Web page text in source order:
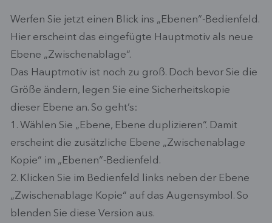
Werfen Sie jetzt einen Blick ins „Ebenen“-Bedienfeld.
Hier erscheint das eingefügte Hauptmotiv als neue
Ebene „Zwischenablage“.
Das Hauptmotiv ist noch zu groß. Doch bevor Sie die
Größe ändern, legen Sie eine Sicherheitskopie
dieser Ebene an. So geht’s:
1. Wählen Sie „Ebene, Ebene duplizieren“. Damit
erscheint die zusätzliche Ebene „Zwischenablage
Kopie“ im „Ebenen“-Bedienfeld.
2. Klicken Sie im Bedienfeld links neben der Ebene
„Zwischenablage Kopie“ auf das Augensymbol. So
blenden Sie diese Version aus.